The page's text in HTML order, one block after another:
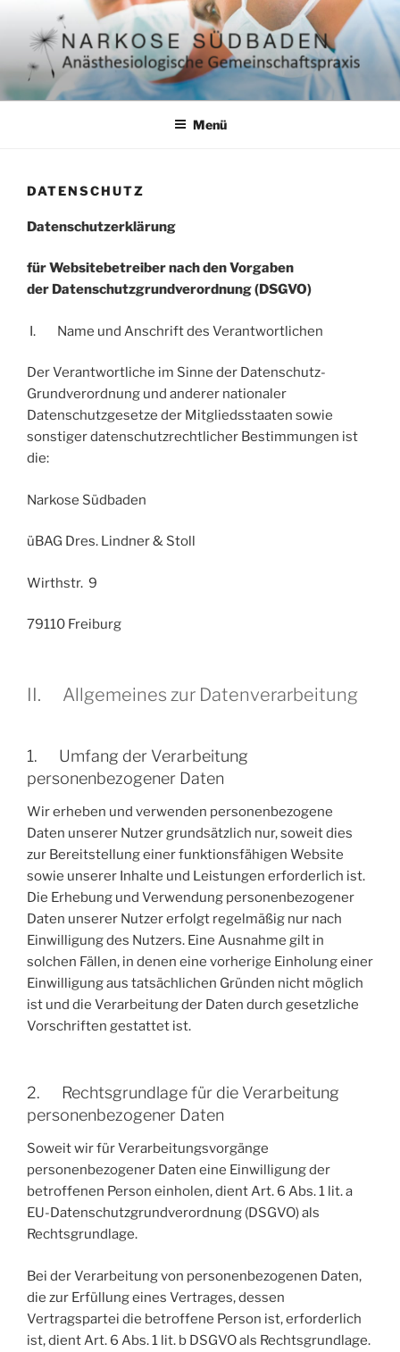
Inhalt
springen
NARKOSE SÜDBADEN – DRES.
RALPH LINDNER & DR.
ambulante Anästhesie, Kinderanästhesie, Notfallmedizin in
Menü
DATENSCHUTZ
Datenschutzerklärung
für Websitebetreiber nach den Vorgaben
der Datenschutzgrundverordnung (DSGVO)
I. Name und Anschrift des Verantwortlichen
Der Verantwortliche im Sinne der Datenschutz-
Grundverordnung und anderer nationaler
Datenschutzgesetze der Mitgliedsstaaten sowie
sonstiger datenschutzrechtlicher Bestimmungen ist
die:
Narkose Südbaden
üBAG Dres. Lindner & Stoll
Wirthstr. 9
79110 Freiburg
II. Allgemeines zur Datenverarbeitung
1. Umfang der Verarbeitung
personenbezogener Daten
Wir erheben und verwenden personenbezogene
Daten unserer Nutzer grundsätzlich nur, soweit dies
zur Bereitstellung einer funktionsfähigen Website
sowie unserer Inhalte und Leistungen erforderlich ist.
Die Erhebung und Verwendung personenbezogener
Daten unserer Nutzer erfolgt regelmäßig nur nach
Einwilligung des Nutzers. Eine Ausnahme gilt in
solchen Fällen, in denen eine vorherige Einholung einer
Einwilligung aus tatsächlichen Gründen nicht möglich
ist und die Verarbeitung der Daten durch gesetzliche
Vorschriften gestattet ist.
2. Rechtsgrundlage für die Verarbeitung
personenbezogener Daten
Soweit wir für Verarbeitungsvorgänge
personenbezogener Daten eine Einwilligung der
betroffenen Person einholen, dient Art. 6 Abs. 1 lit. a
EU-Datenschutzgrundverordnung (DSGVO) als
Rechtsgrundlage.
Bei der Verarbeitung von personenbezogenen Daten,
die zur Erfüllung eines Vertrages, dessen
Vertragspartei die betroffene Person ist, erforderlich
ist, dient Art. 6 Abs. 1 lit. b DSGVO als Rechtsgrundlage.